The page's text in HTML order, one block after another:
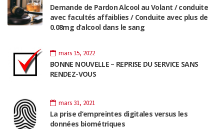
Demande de Pardon Alcool au Volant / conduite
avec facultés affaiblies / Conduite avec plus de
0.08mg d’alcool dans le sang
mars 15, 2022
BONNE NOUVELLE – REPRISE DU SERVICE SANS
RENDEZ-VOUS
mars 31, 2021
La prise d’empreintes digitales versus les
données biométriques